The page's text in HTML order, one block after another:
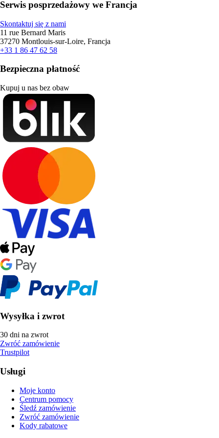
Serwis posprzedażowy we Francja
Skontaktuj się z nami
11 rue Bernard Maris
37270 Montlouis-sur-Loire, Francja
+33 1 86 47 62 58
Bezpieczna płatność
Kupuj u nas bez obaw
Wysyłka i zwrot
30 dni na zwrot
Zwróć zamówienie
Trustpilot
Usługi
Moje konto
Centrum pomocy
Śledź zamówienie
Zwróć zamówienie
Kody rabatowe